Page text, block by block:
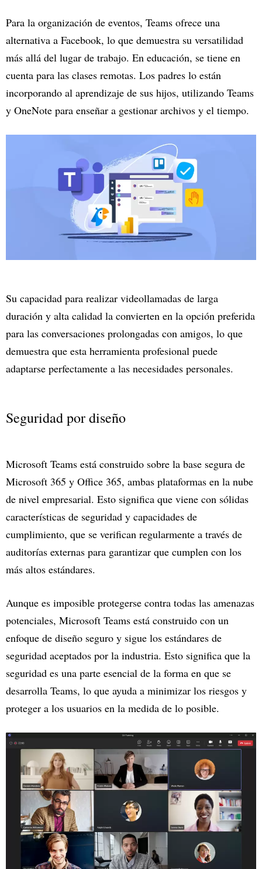
Para la organización de eventos, Teams ofrece una
alternativa a Facebook, lo que demuestra su versatilidad
más allá del lugar de trabajo. En educación, se tiene en
cuenta para las clases remotas. Los padres lo están
incorporando al aprendizaje de sus hijos, utilizando Teams
y OneNote para enseñar a gestionar archivos y el tiempo.
Su capacidad para realizar videollamadas de larga
duración y alta calidad la convierten en la opción preferida
para las conversaciones prolongadas con amigos, lo que
demuestra que esta herramienta profesional puede
adaptarse perfectamente a las necesidades personales.
Seguridad por diseño
Microsoft Teams está construido sobre la base segura de
Microsoft 365 y Office 365, ambas plataformas en la nube
de nivel empresarial. Esto significa que viene con sólidas
características de seguridad y capacidades de
cumplimiento, que se verifican regularmente a través de
auditorías externas para garantizar que cumplen con los
más altos estándares.
Aunque es imposible protegerse contra todas las amenazas
potenciales, Microsoft Teams está construido con un
enfoque de diseño seguro y sigue los estándares de
seguridad aceptados por la industria. Esto significa que la
seguridad es una parte esencial de la forma en que se
desarrolla Teams, lo que ayuda a minimizar los riesgos y
proteger a los usuarios en la medida de lo posible.